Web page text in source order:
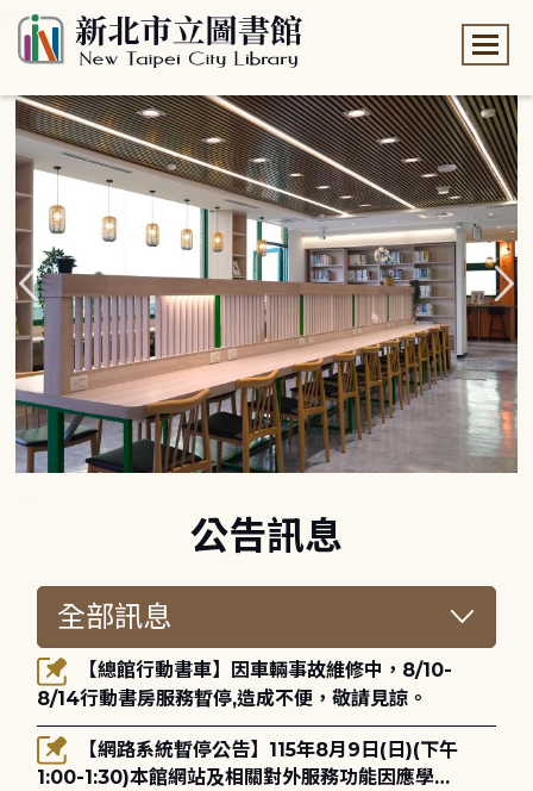
公告訊息
8/14行動書房服務暫停,造成不便，敬請見諒。
1:00-1:30)本館網站及相關對外服務功能因應學術